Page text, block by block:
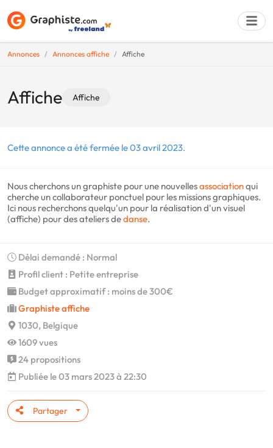
Annonces Annonces affiche Affiche
Affiche Affiche
Cette annonce a été fermée le 03 avril 2023.
Nous cherchons un graphiste pour une nouvellesassociationqui
cherche un collaborateur ponctuel pour les missions graphiques.
Ici nous recherchons quelqu'un pour la réalisation d'un visuel
(affiche) pour des ateliers dedanse.
Délai demandé : Normal
Profil client : Petite entreprise
Budget approximatif : moins de 300€
Graphiste affiche
1030, Belgique
1609 vues
24 propositions
Publiée le 03 mars 2023 à 22:30
Partager